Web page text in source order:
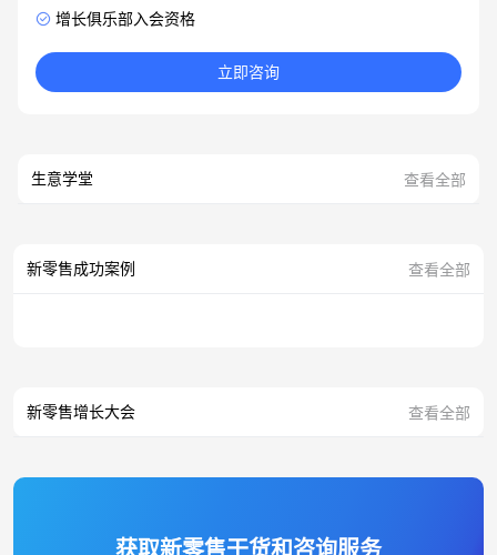
增长俱乐部入会资格
立即咨询
生意学堂 查看全部
新零售成功案例 查看全部
新零售增长大会 查看全部
获取新零售干货和咨询服务